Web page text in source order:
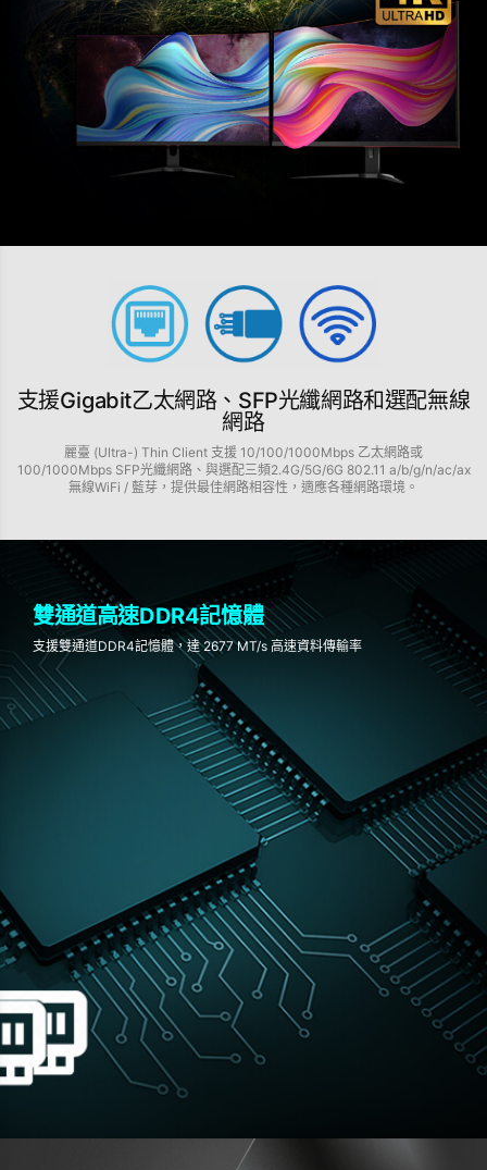
支援Gigabit乙太網路、SFP光纖網路和選配無線
網路
麗臺 (Ultra-) Thin Client 支援 10/100/1000Mbps 乙太網路或
100/1000Mbps SFP光纖網路、與選配三頻2.4G/5G/6G 802.11 a/b/g/n/ac/ax
無線WiFi / 藍芽，提供最佳網路相容性，適應各種網路環境。
雙通道高速DDR4記憶體
支援雙通道DDR4記憶體，達 2677 MT/s 高速資料傳輸率